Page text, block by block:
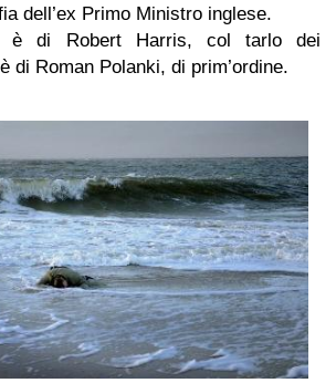
dell’ex Primo Ministro inglese.
è di Robert Harris, col tarlo dei
di Roman Polanki, di prim’ordine.